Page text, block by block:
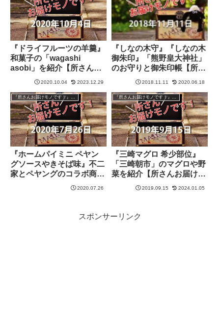
『ドライフルーツの羊羹』
和菓子の「wagashi
asobi」を紹介【所さんお
届けモノです！】
2020.10.04 2023.12.29
『しなの木守』『しなの木
御朱印』「熊野皇大神社」
のお守りと御朱印帳【所さ
んお届けモノです！】
2018.11.11 2020.06.18
『ホームパイミニ ペヤン
グソースやきそば味』不二
家とペヤングのコラボ商品
を紹介【所さんお届けモノ
2020.07.26
『三崎マグロ 希少部位』
「三崎朝市」のマグロや野
菜を紹介【所さんお届けモ
ノです！】
2019.09.15 2024.01.05
スポンサーリンク